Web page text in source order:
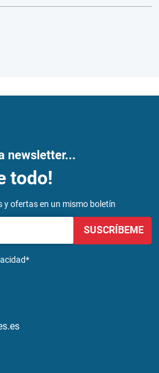
newsletter...
todo!
y ofertas en un mismo boletín
SUSCRÍBEME